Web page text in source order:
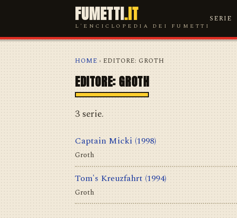
FUMETTI.IT
L'ENCICLOPEDIA DEI FUMETTI
SERIE
HOME › EDITORE: GROTH
EDITORE: GROTH
3 serie.
Captain Micki (1998)
Groth
Tom's Kreuzfahrt (1994)
Groth